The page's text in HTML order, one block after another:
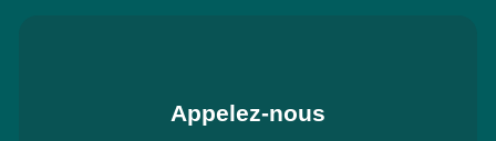
Appelez-nous